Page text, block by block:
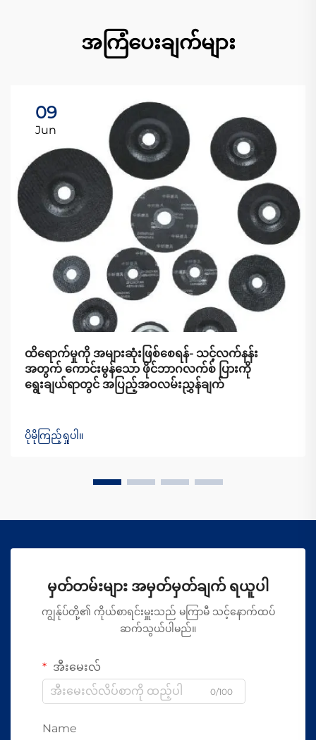
အကြံပေးချက်များ
09
Jun
ထိရောက်မှုကို အများဆုံးဖြစ်စေရန်- သင့်လက်နန်း
အတွက် ကောင်းမွန်သော ဖိုင်ဘာဂလက်စ် ပြားကို
ရွေးချယ်ရာတွင် အပြည့်အဝလမ်းညွှန်ချက်
ပိုမိုကြည့်ရှုပါ။
မှတ်တမ်းများ အမှတ်မှတ်ချက် ရယူပါ
ကျွန်ုပ်တို့၏ ကိုယ်စာရင်းမှူးသည် မကြာမီ သင့်နောက်ထပ်
ဆက်သွယ်ပါမည်။
အီးမေးလ်
0/100
Name